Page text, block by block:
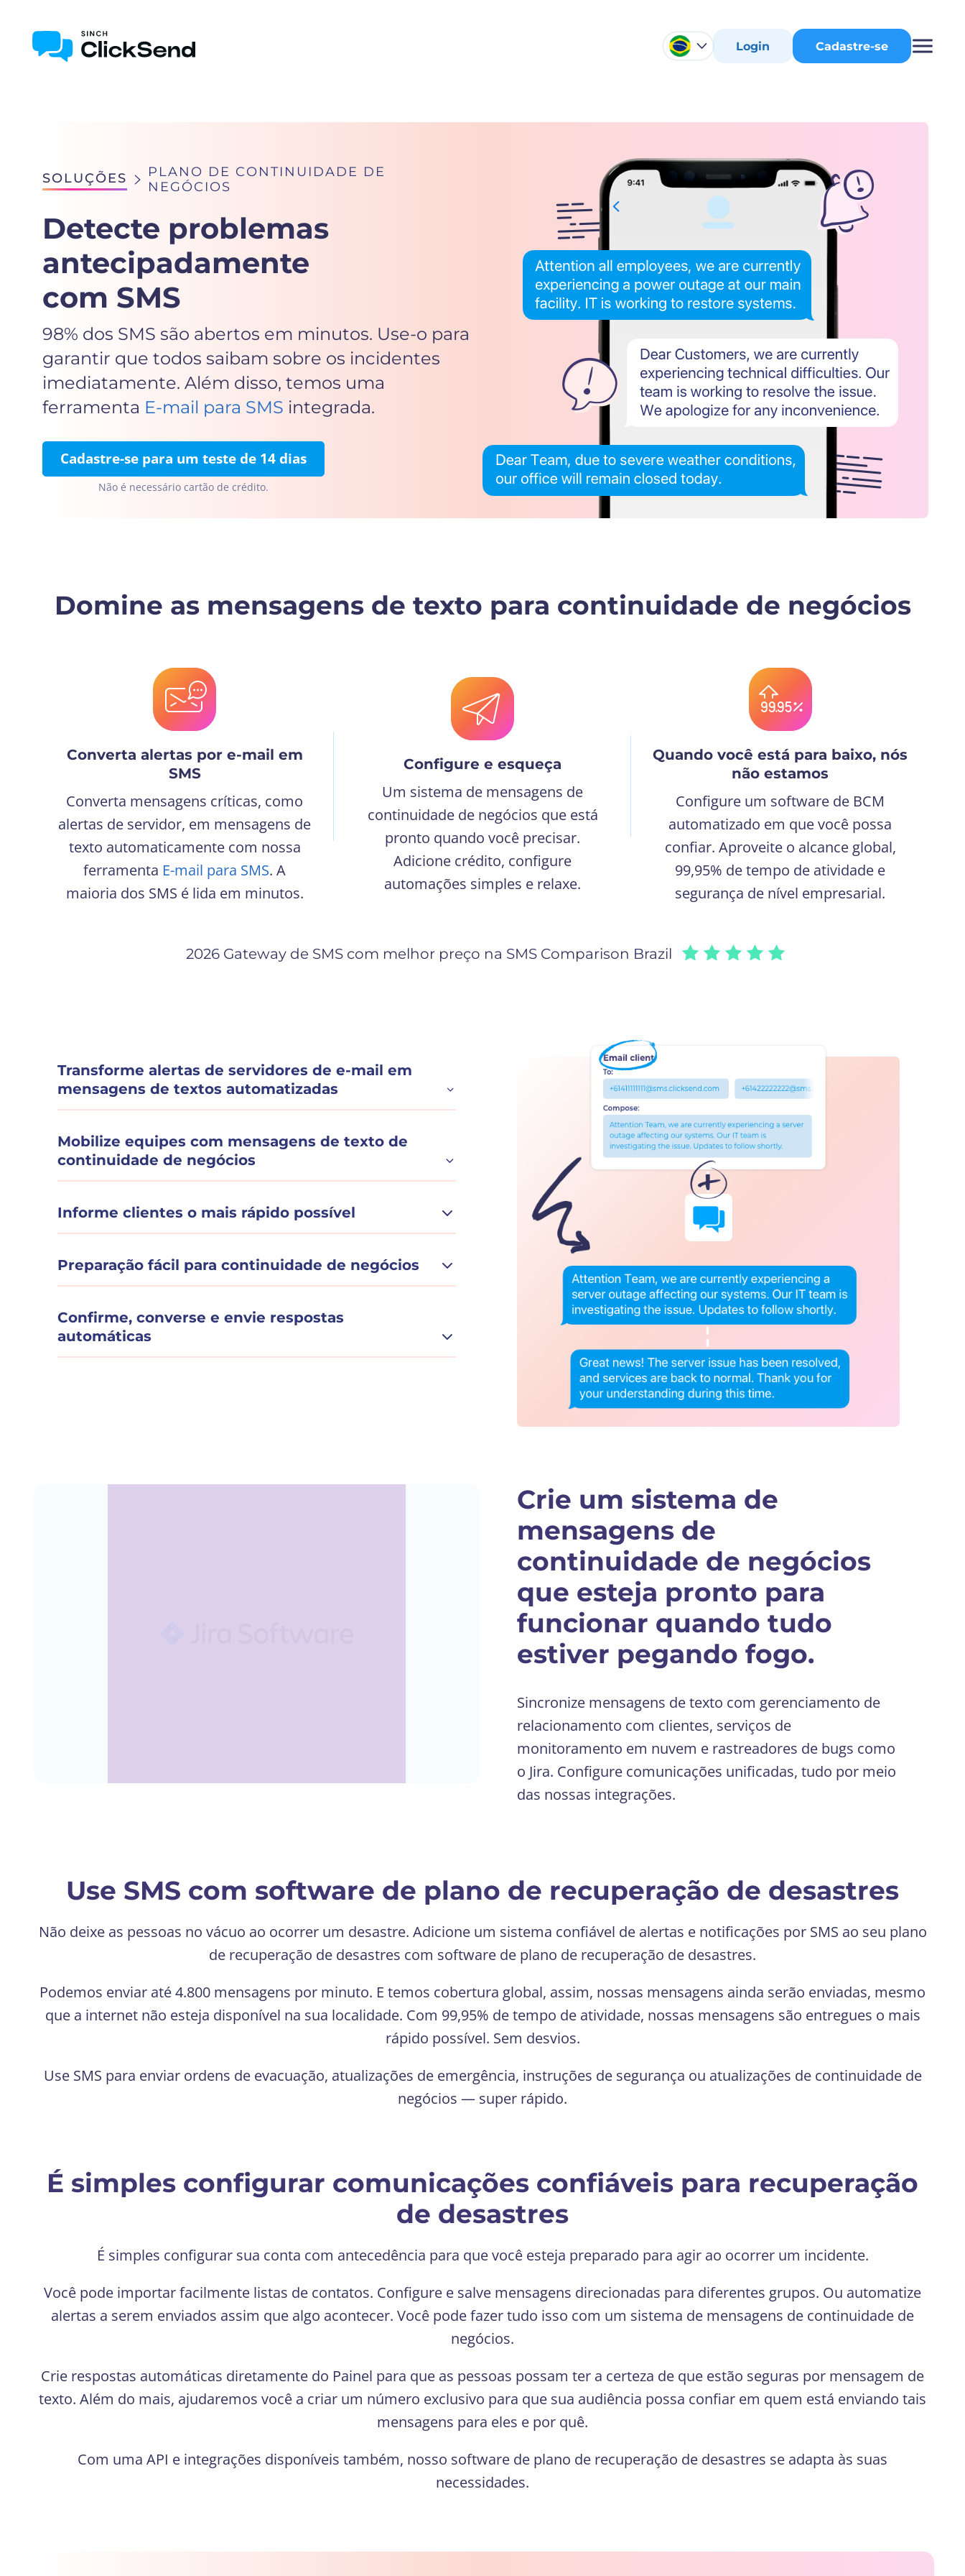
Login Cadastre-se
SOLUÇÕES
PLANO DE CONTINUIDADE DE
NEGÓCIOS
Detecte problemas
antecipadamente
com SMS
98% dos SMS são abertos em minutos. Use-o para
garantir que todos saibam sobre os incidentes
imediatamente. Além disso, temos uma
ferramenta E-mail para SMS integrada.
Cadastre-se para um teste de 14 dias
Não é necessário cartão de crédito.
Domine as mensagens de texto para continuidade de negócios
Converta alertas por e-mail em
SMS
Converta mensagens críticas, como
alertas de servidor, em mensagens de
texto automaticamente com nossa
ferramenta E-mail para SMS. A
maioria dos SMS é lida em minutos.
Configure e esqueça
Um sistema de mensagens de
continuidade de negócios que está
pronto quando você precisar.
Adicione crédito, configure
automações simples e relaxe.
Quando você está para baixo, nós
não estamos
Configure um software de BCM
automatizado em que você possa
confiar. Aproveite o alcance global,
99,95% de tempo de atividade e
segurança de nível empresarial.
2026 Gateway de SMS com melhor preço na SMS Comparison Brazil
Transforme alertas de servidores de e-mail em
mensagens de textos automatizadas
Mobilize equipes com mensagens de texto de
continuidade de negócios
Informe clientes o mais rápido possível
Preparação fácil para continuidade de negócios
Confirme, converse e envie respostas
automáticas
Crie um sistema de
mensagens de
continuidade de negócios
que esteja pronto para
funcionar quando tudo
estiver pegando fogo.
Sincronize mensagens de texto com gerenciamento de
relacionamento com clientes, serviços de
monitoramento em nuvem e rastreadores de bugs como
o Jira. Configure comunicações unificadas, tudo por meio
das nossas integrações.
Use SMS com software de plano de recuperação de desastres
Não deixe as pessoas no vácuo ao ocorrer um desastre. Adicione um sistema confiável de alertas e notificações por SMS ao seu plano
de recuperação de desastres com software de plano de recuperação de desastres.
Podemos enviar até 4.800 mensagens por minuto. E temos cobertura global, assim, nossas mensagens ainda serão enviadas, mesmo
que a internet não esteja disponível na sua localidade. Com 99,95% de tempo de atividade, nossas mensagens são entregues o mais
rápido possível. Sem desvios.
Use SMS para enviar ordens de evacuação, atualizações de emergência, instruções de segurança ou atualizações de continuidade de
negócios — super rápido.
É simples configurar comunicações confiáveis para recuperação
de desastres
É simples configurar sua conta com antecedência para que você esteja preparado para agir ao ocorrer um incidente.
Você pode importar facilmente listas de contatos. Configure e salve mensagens direcionadas para diferentes grupos. Ou automatize
alertas a serem enviados assim que algo acontecer. Você pode fazer tudo isso com um sistema de mensagens de continuidade de
negócios.
Crie respostas automáticas diretamente do Painel para que as pessoas possam ter a certeza de que estão seguras por mensagem de
texto. Além do mais, ajudaremos você a criar um número exclusivo para que sua audiência possa confiar em quem está enviando tais
mensagens para eles e por quê.
Com uma API e integrações disponíveis também, nosso software de plano de recuperação de desastres se adapta às suas
necessidades.